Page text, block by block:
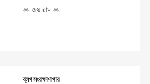
🙏 জয় রাম 🙏
ব্লগ সংরক্ষাণাগার